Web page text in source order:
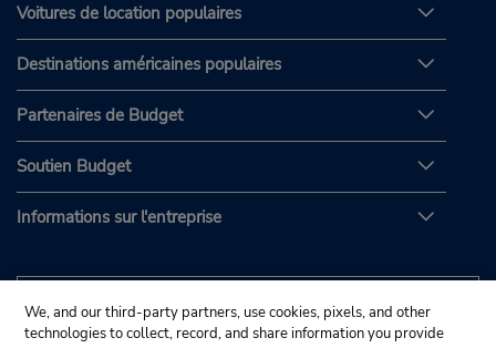
Voitures de location populaires
Destinations américaines populaires
Partenaires de Budget
Soutien Budget
Informations sur l'entreprise
We, and our third-party partners, use cookies, pixels, and other
technologies to collect, record, and share information you provide